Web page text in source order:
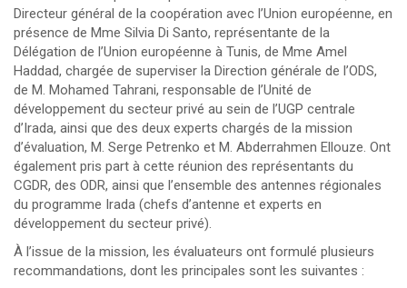
Directeur général de la coopération avec l’Union européenne, en
présence de Mme Silvia Di Santo, représentante de la
Délégation de l’Union européenne à Tunis, de Mme Amel
Haddad, chargée de superviser la Direction générale de l’ODS,
de M. Mohamed Tahrani, responsable de l’Unité de
développement du secteur privé au sein de l’UGP centrale
d’Irada, ainsi que des deux experts chargés de la mission
d’évaluation, M. Serge Petrenko et M. Abderrahmen Ellouze. Ont
également pris part à cette réunion des représentants du
CGDR, des ODR, ainsi que l’ensemble des antennes régionales
du programme Irada (chefs d’antenne et experts en
développement du secteur privé).
À l’issue de la mission, les évaluateurs ont formulé plusieurs
recommandations, dont les principales sont les suivantes :